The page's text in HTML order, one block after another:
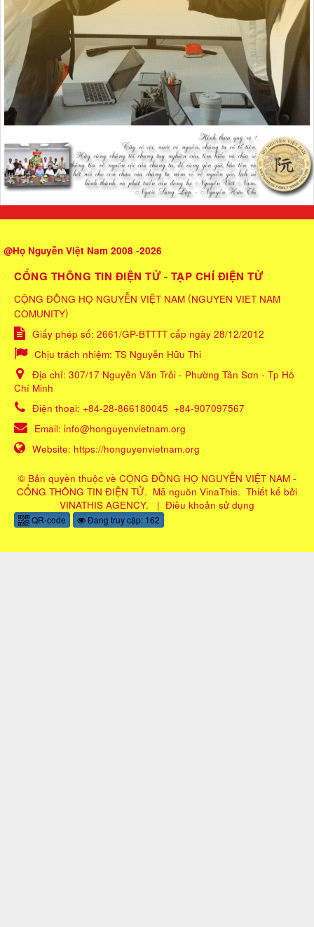
@Họ Nguyễn Việt Nam 2008 -2026
CỔNG THÔNG TIN ĐIỆN TỬ - TẠP CHÍ ĐIỆN TỬ
CỘNG ĐỒNG HỌ NGUYỄN VIỆT NAM (NGUYEN VIET NAM
COMUNITY)
Giấy phép số: 2661/GP-BTTTT cấp ngày 28/12/2012
Chịu trách nhiệm: TS Nguyễn Hữu Thi
Địa chỉ: 307/17 Nguyễn Văn Trỗi - Phường Tân Sơn - Tp Hồ
Chí Minh
Điện thoại: +84-28-866180045 +84-907097567
Email: info@honguyenvietnam.org
Website: https://honguyenvietnam.org
© Bản quyền thuộc về CỘNG ĐỒNG HỌ NGUYỄN VIỆT NAM -
CỔNG THÔNG TIN ĐIỆN TỬ. Mã nguồn VinaThis. Thiết kế bởi
VINATHIS AGENCY. | Điều khoản sử dụng
QR-code Đang truy cập: 162